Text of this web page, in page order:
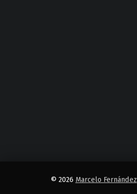
© 2026 Marcelo Fernández